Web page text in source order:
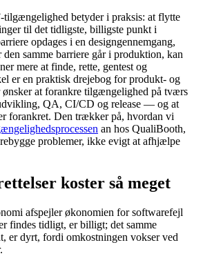
tilgængelighed betyder i praksis: at flytte
til det tidligste, billigste punkt i
opdages i en designgennemgang,
samme barriere går i produktion, kan
mere at finde, rette, gentest og
er en praktisk drejebog for produkt- og
ønsker at forankre tilgængelighed på tværs
QA, CI/CD og release — og at
forankret. Den trækker på, hvordan vi
an hos QualiBooth,
problemer, ikke evigt at afhjælpe
koster så meget
afspejler økonomien for softwarefejl
findes tidligt, er billigt; det samme
er dyrt, fordi omkostningen vokser ved